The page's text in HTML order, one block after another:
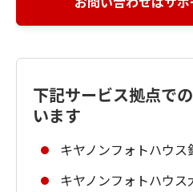
下記サービス拠点で
います
キヤノンフォトハウス
キヤノンフォトハウス